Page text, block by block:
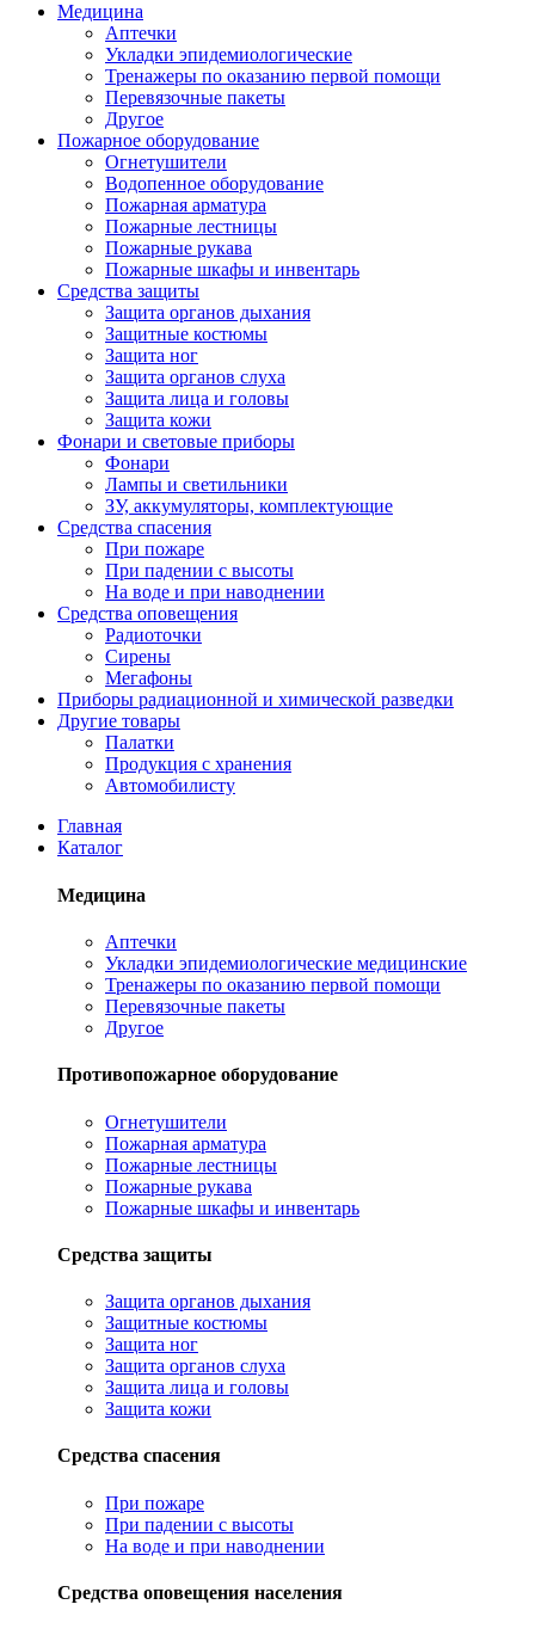
Медицина
Аптечки
Укладки эпидемиологические
Тренажеры по оказанию первой помощи
Перевязочные пакеты
Другое
Пожарное оборудование
Огнетушители
Водопенное оборудование
Пожарная арматура
Пожарные лестницы
Пожарные рукава
Пожарные шкафы и инвентарь
Средства защиты
Защита органов дыхания
Защитные костюмы
Защита ног
Защита органов слуха
Защита лица и головы
Защита кожи
Фонари и световые приборы
Фонари
Лампы и светильники
ЗУ, аккумуляторы, комплектующие
Средства спасения
При пожаре
При падении с высоты
На воде и при наводнении
Средства оповещения
Радиоточки
Сирены
Мегафоны
Приборы радиационной и химической разведки
Другие товары
Палатки
Продукция с хранения
Автомобилисту
Главная
Каталог
Медицина
Аптечки
Укладки эпидемиологические медицинские
Тренажеры по оказанию первой помощи
Перевязочные пакеты
Другое
Противопожарное оборудование
Огнетушители
Пожарная арматура
Пожарные лестницы
Пожарные рукава
Пожарные шкафы и инвентарь
Средства защиты
Защита органов дыхания
Защитные костюмы
Защита ног
Защита органов слуха
Защита лица и головы
Защита кожи
Средства спасения
При пожаре
При падении с высоты
На воде и при наводнении
Средства оповещения населения